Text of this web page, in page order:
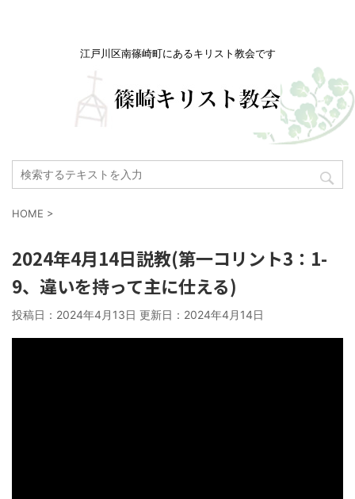
江戸川区南篠崎町にあるキリスト教会です
HOME >
2024年4月14日説教(第一コリント3：1-
9、違いを持って主に仕える)
投稿日：2024年4月13日 更新日： 2024年4月14日